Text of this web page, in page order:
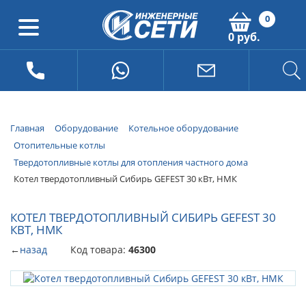
0
0 руб.
Главная Оборудование
Котельное оборудование
Отопительные котлы
Твердотопливные котлы для отопления частного дома
Котел твердотопливный Сибирь GEFEST 30 кВт, НМК
КОТЕЛ ТВЕРДОТОПЛИВНЫЙ СИБИРЬ GEFEST 30
КВТ, НМК
←назад Код товара: 46300